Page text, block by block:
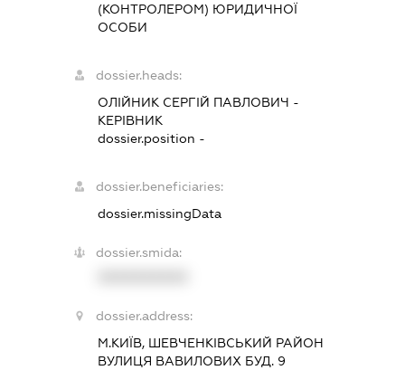
(КОНТРОЛЕРОМ) ЮРИДИЧНОЇ
ОСОБИ
dossier.heads:
ОЛІЙНИК СЕРГІЙ ПАВЛОВИЧ -
КЕРІВНИК
dossier.position -
dossier.beneficiaries:
dossier.missingData
dossier.smida:
dossier.address:
М.КИЇВ, ШЕВЧЕНКІВСЬКИЙ РАЙОН
ВУЛИЦЯ ВАВИЛОВИХ БУД. 9